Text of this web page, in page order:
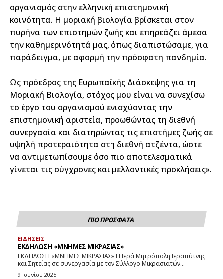
οργανισμός στην ελληνική επιστημονική
κοινότητα. Η μοριακή βιολογία βρίσκεται στον
πυρήνα των επιστημών ζωής και επηρεάζει άμεσα
την καθημερινότητά μας, όπως διαπιστώσαμε, για
παράδειγμα, με αφορμή την πρόσφατη πανδημία.
Ως πρόεδρος της Ευρωπαϊκής Διάσκεψης για τη
Μοριακή Βιολογία, στόχος μου είναι να συνεχίσω
το έργο του οργανισμού ενισχύοντας την
επιστημονική αριστεία, προωθώντας τη διεθνή
συνεργασία και διατηρώντας τις επιστήμες ζωής σε
υψηλή προτεραιότητα στη διεθνή ατζέντα, ώστε
να αντιμετωπίσουμε όσο πιο αποτελεσματικά
γίνεται τις σύγχρονες και μελλοντικές προκλήσεις».
ΠΙΟ ΠΡΟΣΦΑΤΑ
ΕΙΔΗΣΕΙΣ
ΕΚΔΗΛΩΣΗ «ΜΝΗΜΕΣ ΜΙΚΡΑΣΙΑΣ»
ΕΚΔΗΛΩΣΗ «ΜΝΗΜΕΣ ΜΙΚΡΑΣΙΑΣ» Η Ιερά Μητρόπολη Ιεραπύτνης
και Σητείας σε συνεργασία με τον Σύλλογο Μικρασιατών...
9 Ιουνίου 2025